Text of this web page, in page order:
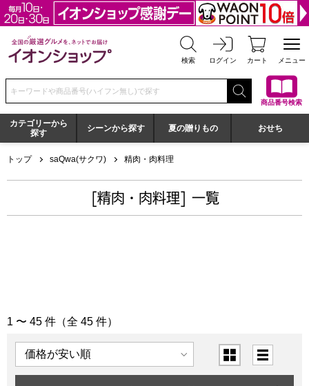
全国の厳選グルメを、ネットでお届け イオンショップ
検索 ログイン カート メニュー
検索キーワードまたは商品番号を入力してください
商品番号検索
カテゴリーから
探す
シーンから探す 夏の贈りもの おせち
トップ saQwa(サクワ) 精肉・肉料理
[精肉・肉料理] 一覧
「精肉・肉料理」の商品一覧
1 〜 45 件（全 45 件）
表示順 表示切替